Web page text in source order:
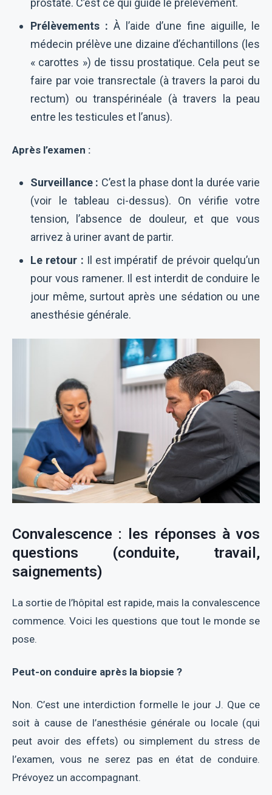
Prélèvements : À l’aide d’une fine aiguille, le
médecin prélève une dizaine d’échantillons (les
« carottes ») de tissu prostatique. Cela peut se
faire par voie transrectale (à travers la paroi du
rectum) ou transpérinéale (à travers la peau
entre les testicules et l’anus).
Après l’examen :
Surveillance : C’est la phase dont la durée varie
(voir le tableau ci-dessus). On vérifie votre
tension, l’absence de douleur, et que vous
arrivez à uriner avant de partir.
Le retour : Il est impératif de prévoir quelqu’un
pour vous ramener. Il est interdit de conduire le
jour même, surtout après une sédation ou une
anesthésie générale.
Convalescence : les réponses à vos
questions (conduite, travail,
saignements)
La sortie de l’hôpital est rapide, mais la convalescence
commence. Voici les questions que tout le monde se
pose.
Peut-on conduire après la biopsie ?
Non. C’est une interdiction formelle le jour J. Que ce
soit à cause de l’anesthésie générale ou locale (qui
peut avoir des effets) ou simplement du stress de
l’examen, vous ne serez pas en état de conduire.
Prévoyez un accompagnant.